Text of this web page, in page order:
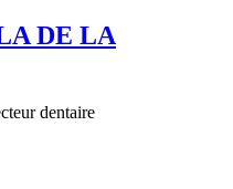
DE LA
dentaire